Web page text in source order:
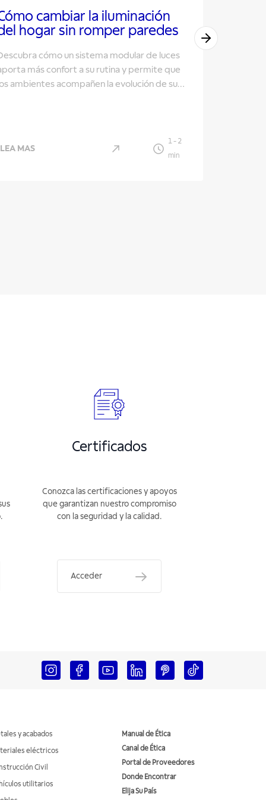
cambiar la iluminación
hogar sin romper paredes
cómo un sistema modular de luces
más confort a su rutina y permite que
ambientes acompañen la evolución de su
LEA MAS
1- 2
min
Certificados
Conozca las certificaciones y apoyos
que garantizan nuestro compromiso
con la seguridad y la calidad.
Acceder
y acabados
eléctricos
Civil
utilitarios
Manual de Ética
Canal de Ética
Portal de Proveedores
Donde Encontrar
Elija Su País